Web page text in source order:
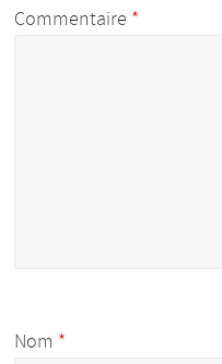
Commentaire *
Nom *